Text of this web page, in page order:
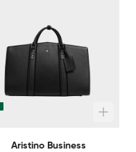
Aristino Business